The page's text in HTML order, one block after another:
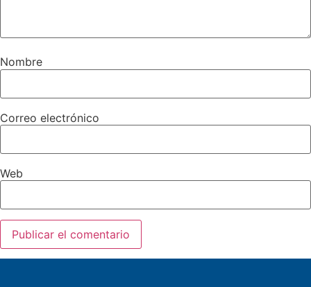
Nombre
Correo electrónico
Web